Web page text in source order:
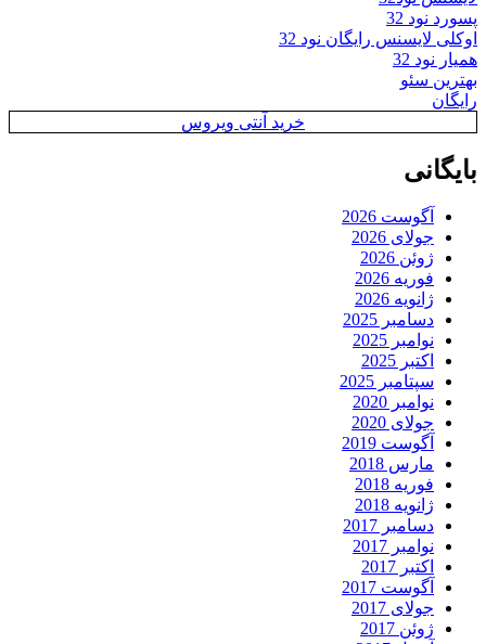
پسورد نود 32
اوکلی لایسنس رایگان نود 32
همیار نود 32
بهترین سئو
رایگان
خرید آنتی ویروس
بایگانی
آگوست 2026
جولای 2026
ژوئن 2026
فوریه 2026
ژانویه 2026
دسامبر 2025
نوامبر 2025
اکتبر 2025
سپتامبر 2025
نوامبر 2020
جولای 2020
آگوست 2019
مارس 2018
فوریه 2018
ژانویه 2018
دسامبر 2017
نوامبر 2017
اکتبر 2017
آگوست 2017
جولای 2017
ژوئن 2017